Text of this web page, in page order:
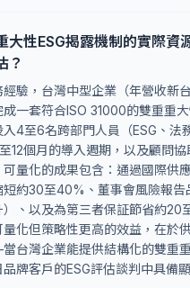
大性ESG揭露機制的實際資
？
經驗，台灣中型企業（年營收新
成一套符合ISO 31000的雙重重
入4至6名跨部門人員（ESG、法
12個月的導入週期，以及顧問
可量化的成果包含：通過國際供
短約30至40%、董事會風險報告
）、以及為第三者保証節省約20
量化但策略性更高的效益，在於
台灣企業能提供結構化的雙重重
牌客戶的ESG評估談判中具備